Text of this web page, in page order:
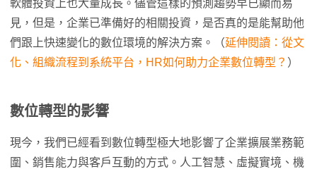
軟體投資上也大量成長。儘管這樣的預測趨勢早已顯而易
見，但是，企業已準備好的相關投資，是否真的是能幫助他
們跟上快速變化的數位環境的解決方案。（延伸閱讀：從文
化、組織流程到系統平台，HR如何助力企業數位轉型？ ）
數位轉型的影響
現今，我們已經看到數位轉型極大地影響了企業擴展業務範
圍、銷售能力與客戶互動的方式。人工智慧、虛擬實境、機